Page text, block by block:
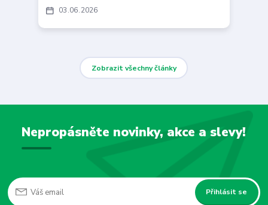
03 06 2026
Zobrazit všechny články
Nepropásněte novinky, akce a slevy!
Přihlásit se